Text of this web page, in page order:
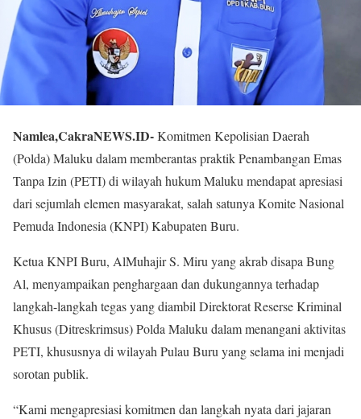
Namlea,CakraNEWS.ID-Komitmen Kepolisian Daerah
(Polda) Maluku dalam memberantas praktik Penambangan Emas
Tanpa Izin (PETI) di wilayah hukum Maluku mendapat apresiasi
dari sejumlah elemen masyarakat, salah satunya Komite Nasional
Pemuda Indonesia (KNPI) Kabupaten Buru.
Ketua KNPI Buru, AlMuhajir S. Miru yang akrab disapa Bung
Al, menyampaikan penghargaan dan dukungannya terhadap
langkah-langkah tegas yang diambil Direktorat Reserse Kriminal
Khusus (Ditreskrimsus) Polda Maluku dalam menangani aktivitas
PETI, khususnya di wilayah Pulau Buru yang selama ini menjadi
sorotan publik.
“Kami mengapresiasi komitmen dan langkah nyata dari jajaran